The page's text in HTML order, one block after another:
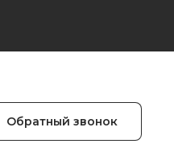
Обратный звонок